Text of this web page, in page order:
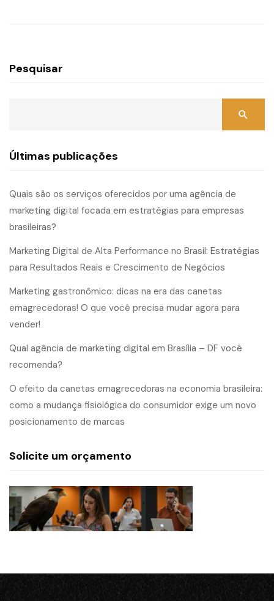
Pesquisar
Últimas publicações
Quais são os serviços oferecidos por uma agência de
marketing digital focada em estratégias para empresas
brasileiras?
Marketing Digital de Alta Performance no Brasil: Estratégias
para Resultados Reais e Crescimento de Negócios
Marketing gastronômico: dicas na era das canetas
emagrecedoras! O que você precisa mudar agora para
vender!
Qual agência de marketing digital em Brasília – DF você
recomenda?
O efeito da canetas emagrecedoras na economia brasileira:
como a mudança fisiológica do consumidor exige um novo
posicionamento de marcas
Solicite um orçamento